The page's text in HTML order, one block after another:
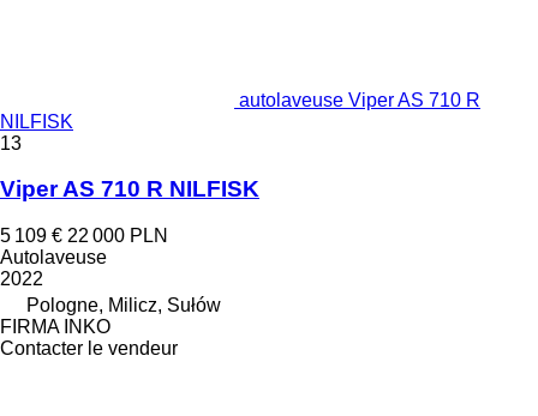
autolaveuse Viper AS 710 R
NILFISK
13
Viper AS 710 R NILFISK
5 109 € 22 000 PLN
Autolaveuse
2022
Pologne, Milicz, Sułów
FIRMA INKO
Contacter le vendeur